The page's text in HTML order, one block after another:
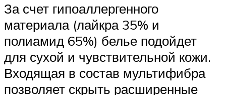
За счет гипоаллергенного
материала (лайкра 35% и
полиамид 65%) белье подойдет
для сухой и чувствительной кожи.
Входящая в состав мультифибра
позволяет скрыть расширенные